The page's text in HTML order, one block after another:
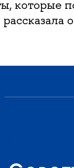
которые